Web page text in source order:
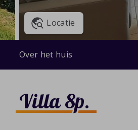
Locatie
Over het huis
Villa 8p.